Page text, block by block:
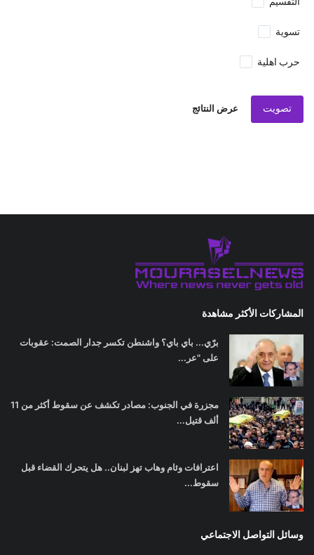
تسوية
حرب اهلية
تصويت عرض النتائج
المشاركات الأكثر مشاهدة
برّي... باي باي؟ واشنطن تكسر جدار الصمت: عقوبات
على "عر...
مجزرة في الجنوب: مصادر تكشف عن سقوط أكثر من 11
ألف قتيل...
اعترافات وئام وهاب تهز لبنان.. هل يتحرك القضاء قبل
سقوط...
وسائل التواصل الاجتماعي